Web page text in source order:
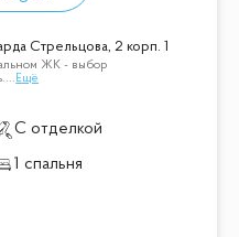
Стрельцова, 2 корп. 1
ЖК - выбоp
... Ещё
С отделкой
1 спальня